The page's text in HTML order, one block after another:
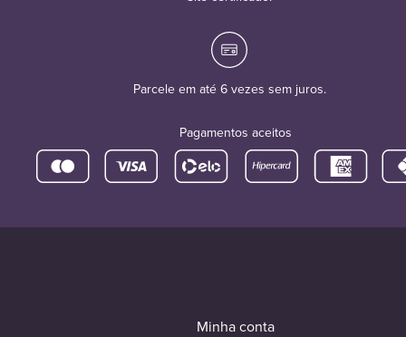
Parcele em até 6 vezes sem juros.
Pagamentos aceitos
Minha conta